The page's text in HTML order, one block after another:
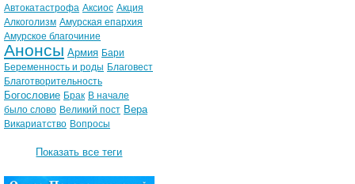
Автокатастрофа Аксиос Акция
Алкоголизм Амурская епархия
Амурское благочиние
Анонсы Армия Бари
Беременность и роды Благовест
Благотворительность
Богословие Брак В начале
было слово Великий пост Вера
Викариатство Вопросы
Показать все теги